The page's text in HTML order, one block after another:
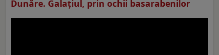
Dunăre. Galațiul, prin ochii basarabenilor